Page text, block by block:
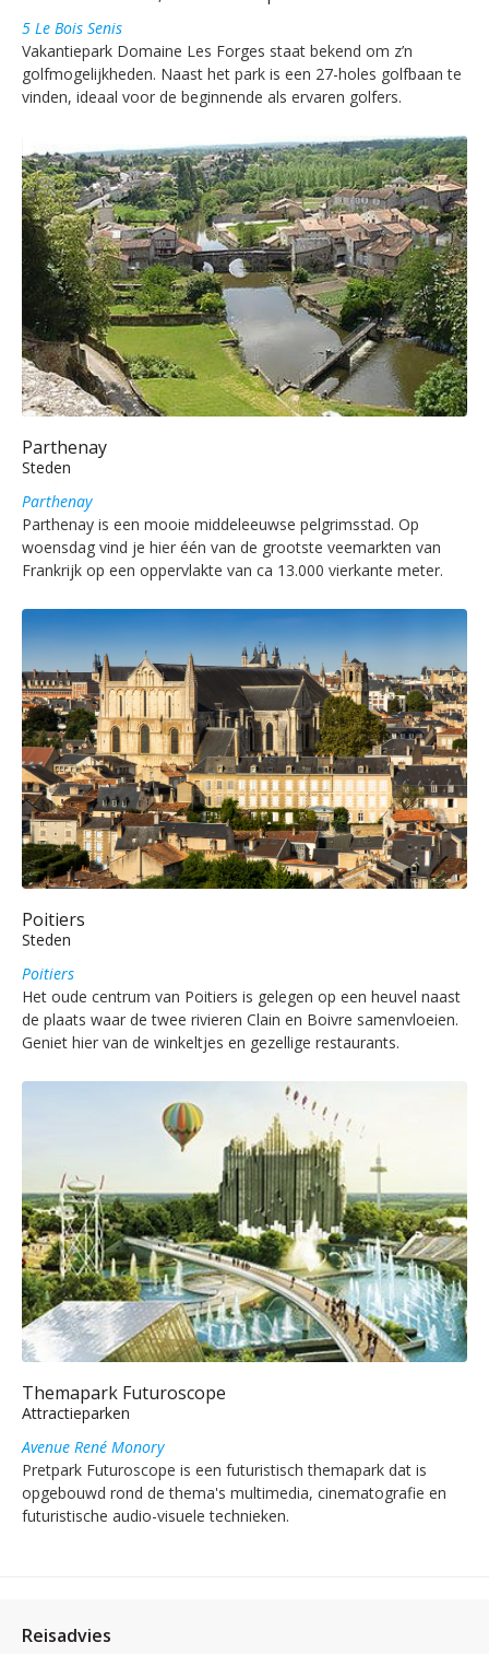
5 Le Bois Senis
Vakantiepark Domaine Les Forges staat bekend om z’n
golfmogelijkheden. Naast het park is een 27-holes golfbaan te
vinden, ideaal voor de beginnende als ervaren golfers.
Parthenay
Steden
Parthenay
Parthenay is een mooie middeleeuwse pelgrimsstad. Op
woensdag vind je hier één van de grootste veemarkten van
Frankrijk op een oppervlakte van ca 13.000 vierkante meter.
Poitiers
Steden
Poitiers
Het oude centrum van Poitiers is gelegen op een heuvel naast
de plaats waar de twee rivieren Clain en Boivre samenvloeien.
Geniet hier van de winkeltjes en gezellige restaurants.
Themapark Futuroscope
Attractieparken
Avenue René Monory
Pretpark Futuroscope is een futuristisch themapark dat is
opgebouwd rond de thema's multimedia, cinematografie en
futuristische audio-visuele technieken.
Reisadvies